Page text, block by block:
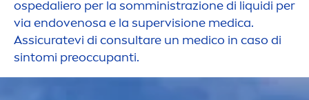
ospedaliero per la somministrazione di liquidi per
via endovenosa e la supervisione medica.
Assicuratevi di consultare un medico in caso di
sintomi preoccupanti.